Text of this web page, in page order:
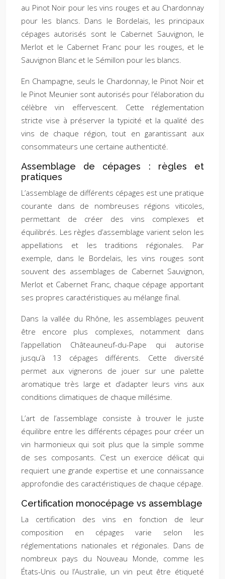
au Pinot Noir pour les vins rouges et au Chardonnay
pour les blancs. Dans le Bordelais, les principaux
cépages autorisés sont le Cabernet Sauvignon, le
Merlot et le Cabernet Franc pour les rouges, et le
Sauvignon Blanc et le Sémillon pour les blancs.
En Champagne, seuls le Chardonnay, le Pinot Noir et
le Pinot Meunier sont autorisés pour l’élaboration du
célèbre vin effervescent. Cette réglementation
stricte vise à préserver la typicité et la qualité des
vins de chaque région, tout en garantissant aux
consommateurs une certaine authenticité.
Assemblage de cépages : règles et
pratiques
L’assemblage de différents cépages est une pratique
courante dans de nombreuses régions viticoles,
permettant de créer des vins complexes et
équilibrés. Les règles d’assemblage varient selon les
appellations et les traditions régionales. Par
exemple, dans le Bordelais, les vins rouges sont
souvent des assemblages de Cabernet Sauvignon,
Merlot et Cabernet Franc, chaque cépage apportant
ses propres caractéristiques au mélange final.
Dans la vallée du Rhône, les assemblages peuvent
être encore plus complexes, notamment dans
l’appellation Châteauneuf-du-Pape qui autorise
jusqu’à 13 cépages différents. Cette diversité
permet aux vignerons de jouer sur une palette
aromatique très large et d’adapter leurs vins aux
conditions climatiques de chaque millésime.
L’art de l’assemblage consiste à trouver le juste
équilibre entre les différents cépages pour créer un
vin harmonieux qui soit plus que la simple somme
de ses composants. C’est un exercice délicat qui
requiert une grande expertise et une connaissance
approfondie des caractéristiques de chaque cépage.
Certification monocépage vs assemblage
La certification des vins en fonction de leur
composition en cépages varie selon les
réglementations nationales et régionales. Dans de
nombreux pays du Nouveau Monde, comme les
États-Unis ou l’Australie, un vin peut être étiqueté